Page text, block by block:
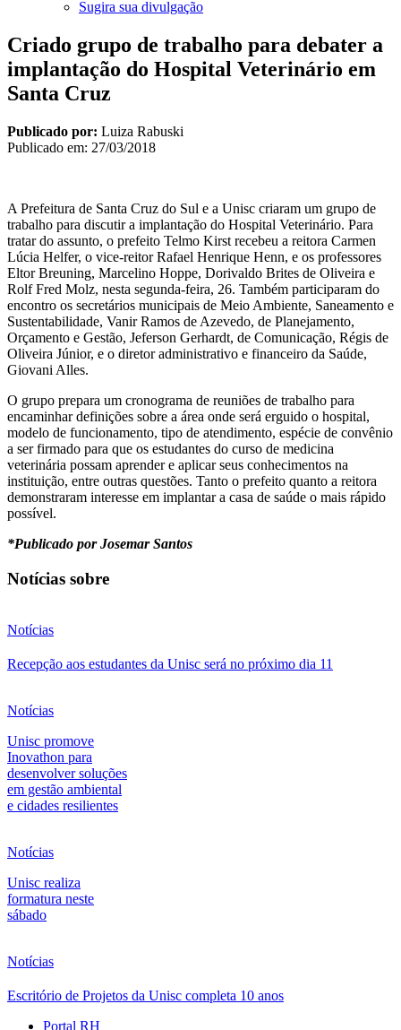
Sugira sua divulgação
Criado grupo de trabalho para debater a
implantação do Hospital Veterinário em
Santa Cruz
Publicado por: Luiza Rabuski
Publicado em: 27/03/2018
A Prefeitura de Santa Cruz do Sul e a Unisc criaram um grupo de
trabalho para discutir a implantação do Hospital Veterinário. Para
tratar do assunto, o prefeito Telmo Kirst recebeu a reitora Carmen
Lúcia Helfer, o vice-reitor Rafael Henrique Henn, e os professores
Eltor Breuning, Marcelino Hoppe, Dorivaldo Brites de Oliveira e
Rolf Fred Molz, nesta segunda-feira, 26. Também participaram do
encontro os secretários municipais de Meio Ambiente, Saneamento e
Sustentabilidade, Vanir Ramos de Azevedo, de Planejamento,
Orçamento e Gestão, Jeferson Gerhardt, de Comunicação, Régis de
Oliveira Júnior, e o diretor administrativo e financeiro da Saúde,
Giovani Alles.
O grupo prepara um cronograma de reuniões de trabalho para
encaminhar definições sobre a área onde será erguido o hospital,
modelo de funcionamento, tipo de atendimento, espécie de convênio
a ser firmado para que os estudantes do curso de medicina
veterinária possam aprender e aplicar seus conhecimentos na
instituição, entre outras questões. Tanto o prefeito quanto a reitora
demonstraram interesse em implantar a casa de saúde o mais rápido
possível.
*Publicado por Josemar Santos
Notícias sobre
Notícias
Recepção aos estudantes da Unisc será no próximo dia 11
Notícias
Unisc promove
Inovathon para
desenvolver soluções
em gestão ambiental
e cidades resilientes
Notícias
Unisc realiza
formatura neste
sábado
Notícias
Escritório de Projetos da Unisc completa 10 anos
Portal RH